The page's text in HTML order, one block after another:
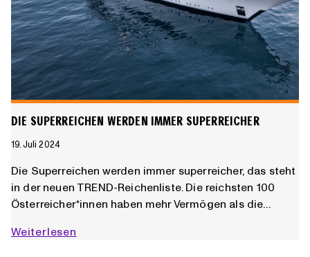
DIE SUPERREICHEN WERDEN IMMER SUPERREICHER
19. Juli 2024
Die Superreichen werden immer superreicher, das steht
in der neuen TREND-Reichenliste. Die reichsten 100
Österreicher*innen haben mehr Vermögen als die…
Weiterlesen